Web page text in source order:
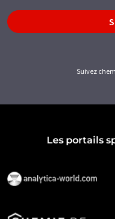
Suivez
Les portails